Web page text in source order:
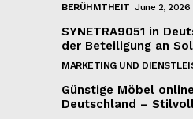
BERÜHMTHEIT June 2, 2026
SYNETRA9051 in
der Beteiligung an
MARKETING UND
Günstige Möbel
Deutschland –